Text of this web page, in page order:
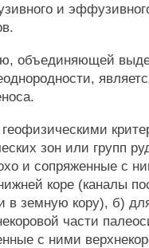
и
объединяющей
зон или групп
и сопряженные с
коре (каналы
в земную кору), б)
части
с ними